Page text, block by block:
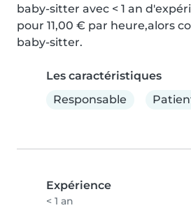
baby-sitter avec < 1 an
pour 11,00 € par heure,alors
baby-sitter.
Les caractéristiques
Responsable
Expérience
< 1 an